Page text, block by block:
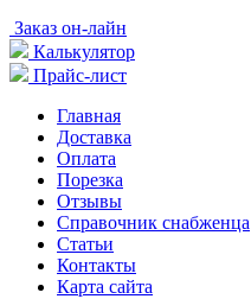
Заказ он-лайн
Калькулятор
Прайс-лист
Главная
Доставка
Оплата
Порезка
Отзывы
Справочник снабженца
Статьи
Контакты
Карта сайта